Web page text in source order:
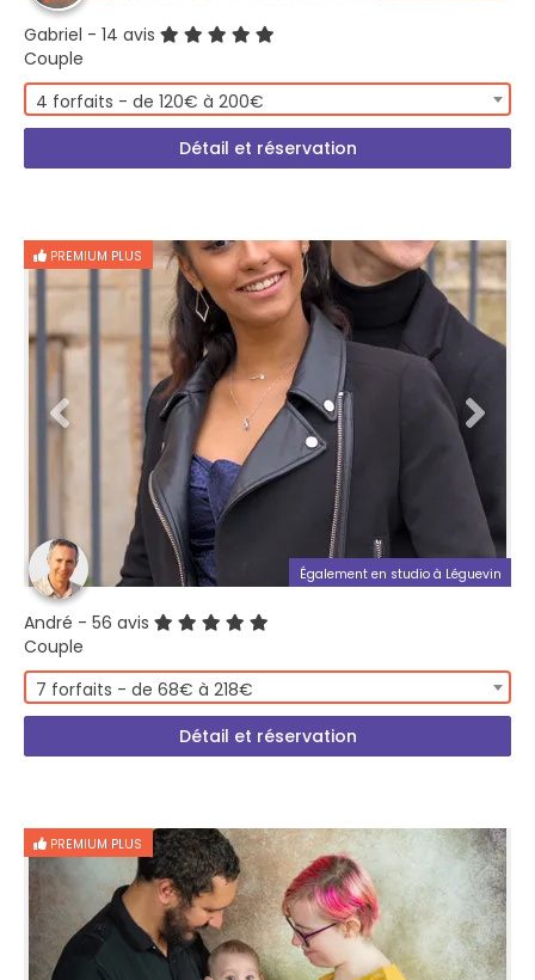
Gabriel - 14 avis
Couple
4 forfaits - de 120€ à 200€
Détail et réservation
PREMIUM PLUS
Également en studio à Léguevin
André - 56 avis
Couple
7 forfaits - de 68€ à 218€
Détail et réservation
PREMIUM PLUS